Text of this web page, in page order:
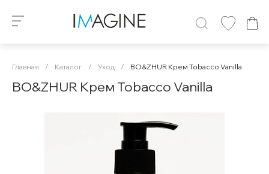
Главная / Каталог / Уход / BO&ZHUR Крем Tobacco Vanilla
BO&ZHUR Крем Tobacco Vanilla